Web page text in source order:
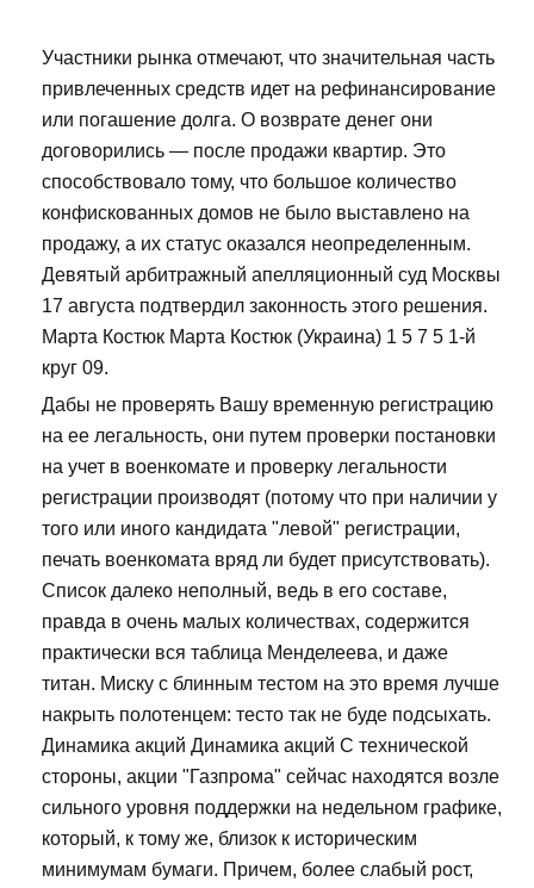
Участники рынка отмечают, что значительная часть
привлеченных средств идет на рефинансирование
или погашение долга. О возврате денег они
договорились — после продажи квартир. Это
способствовало тому, что большое количество
конфискованных домов не было выставлено на
продажу, а их статус оказался неопределенным.
Девятый арбитражный апелляционный суд Москвы
17 августа подтвердил законность этого решения.
Марта Костюк Марта Костюк (Украина) 1 5 7 5 1-й
круг 09.
Дабы не проверять Вашу временную регистрацию
на ее легальность, они путем проверки постановки
на учет в военкомате и проверку легальности
регистрации производят (потому что при наличии у
того или иного кандидата "левой" регистрации,
печать военкомата вряд ли будет присутствовать).
Список далеко неполный, ведь в его составе,
правда в очень малых количествах, содержится
практически вся таблица Менделеева, и даже
титан. Миску с блинным тестом на это время лучше
накрыть полотенцем: тесто так не буде подсыхать.
Динамика акций Динамика акций С технической
стороны, акции "Газпрома" сейчас находятся возле
сильного уровня поддержки на недельном графике,
который, к тому же, близок к историческим
минимумам бумаги. Причем, более слабый рост,